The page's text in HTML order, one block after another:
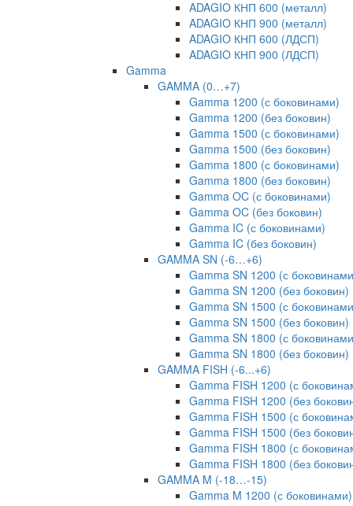
ADAGIO КНП 600 (металл)
ADAGIO КНП 900 (металл)
ADAGIO КНП 600 (ЛДСП)
ADAGIO КНП 900 (ЛДСП)
Gamma
GAMMA (0…+7)
Gamma 1200 (с боковинами)
Gamma 1200 (без боковин)
Gamma 1500 (с боковинами)
Gamma 1500 (без боковин)
Gamma 1800 (с боковинами)
Gamma 1800 (без боковин)
Gamma OC (с боковинами)
Gamma OC (без боковин)
Gamma IC (с боковинами)
Gamma IC (без боковин)
GAMMA SN (-6…+6)
Gamma SN 1200 (с
Gamma SN 1200 (без боковин)
Gamma SN 1500 (с
Gamma SN 1500 (без боковин)
Gamma SN 1800 (с
Gamma SN 1800 (без боковин)
GAMMA FISH (-6...+6)
Gamma FISH 1200 (с
Gamma FISH 1200 (без
Gamma FISH 1500 (с
Gamma FISH 1500 (без
Gamma FISH 1800 (с
Gamma FISH 1800 (без
GAMMA M (-18…-15)
Gamma M 1200 (с боковинами)